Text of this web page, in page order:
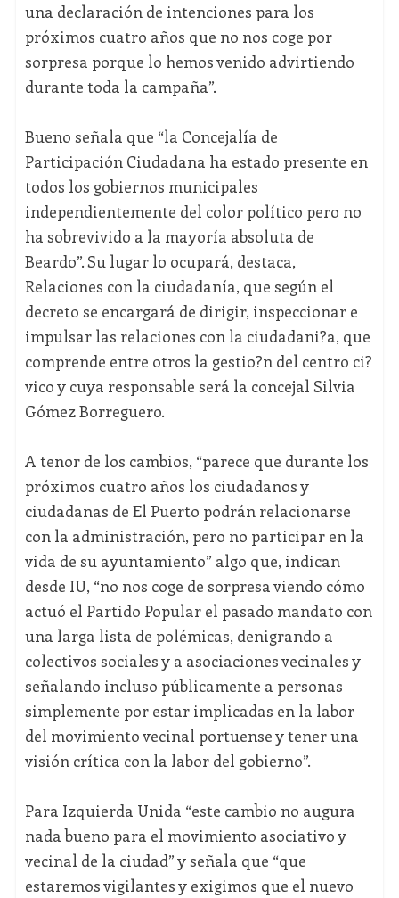
una declaración de intenciones para los
próximos cuatro años que no nos coge por
sorpresa porque lo hemos venido advirtiendo
durante toda la campaña”.
Bueno señala que “la Concejalía de
Participación Ciudadana ha estado presente en
todos los gobiernos municipales
independientemente del color político pero no
ha sobrevivido a la mayoría absoluta de
Beardo”. Su lugar lo ocupará, destaca,
Relaciones con la ciudadanía, que según el
decreto se encargará de dirigir, inspeccionar e
impulsar las relaciones con la ciudadani?a, que
comprende entre otros la gestio?n del centro ci?
vico y cuya responsable será la concejal Silvia
Gómez Borreguero.
A tenor de los cambios, “parece que durante los
próximos cuatro años los ciudadanos y
ciudadanas de El Puerto podrán relacionarse
con la administración, pero no participar en la
vida de su ayuntamiento” algo que, indican
desde IU, “no nos coge de sorpresa viendo cómo
actuó el Partido Popular el pasado mandato con
una larga lista de polémicas, denigrando a
colectivos sociales y a asociaciones vecinales y
señalando incluso públicamente a personas
simplemente por estar implicadas en la labor
del movimiento vecinal portuense y tener una
visión crítica con la labor del gobierno”.
Para Izquierda Unida “este cambio no augura
nada bueno para el movimiento asociativo y
vecinal de la ciudad” y señala que “que
estaremos vigilantes y exigimos que el nuevo